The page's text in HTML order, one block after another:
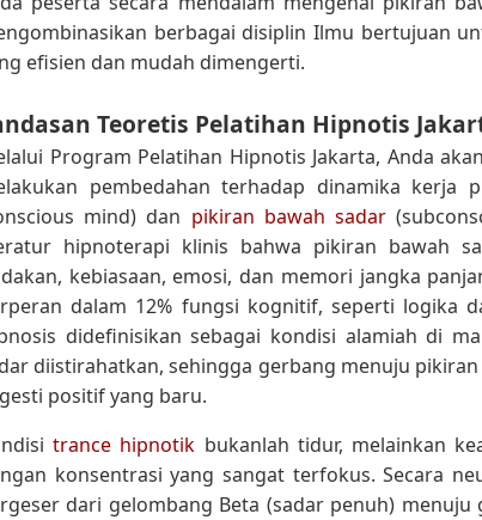
berbagai disiplin Ilmu bertujuan
efisien dan mudah dimengerti.
Teoretis Pelatihan Hipnotis
Program Pelatihan Hipnotis Jakarta, Anda
pembedahan terhadap dinamika kerja
mind) dan pikiran bawah sadar
hipnoterapi klinis bahwa pikiran bawah
kebiasaan, emosi, dan memori jangka
dalam 12% fungsi kognitif, seperti logika
didefinisikan sebagai kondisi alamiah di
diistirahatkan, sehingga gerbang menuju
positif yang baru.
trance hipnotik bukanlah tidur, melainkan
konsentrasi yang sangat terfokus. Secara
dari gelombang Beta (sadar penuh)